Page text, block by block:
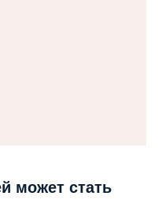
может стать